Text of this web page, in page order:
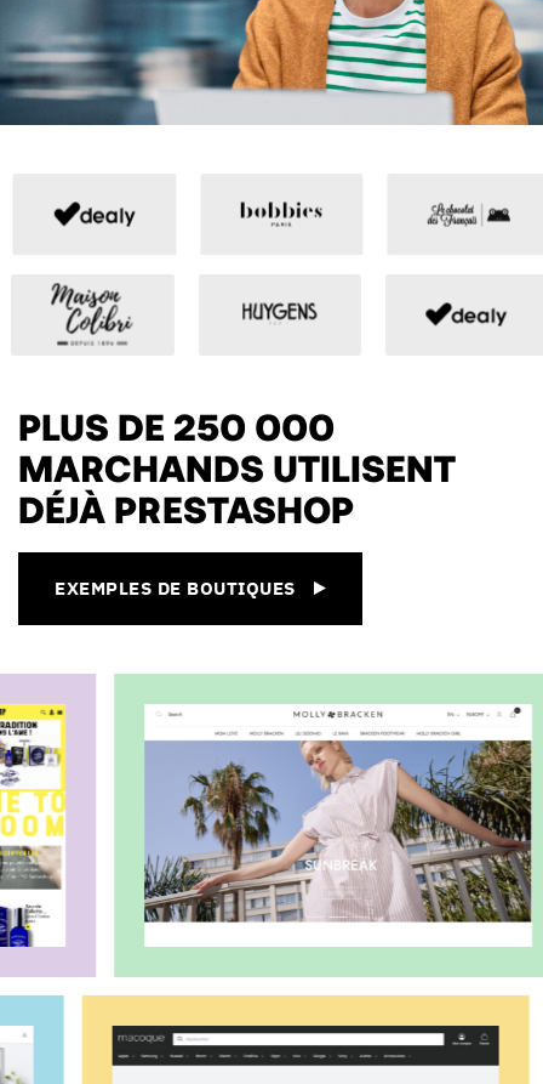
PLUS DE 250 000
MARCHANDS UTILISENT
DÉJÀ PRESTASHOP
EXEMPLES DE BOUTIQUES